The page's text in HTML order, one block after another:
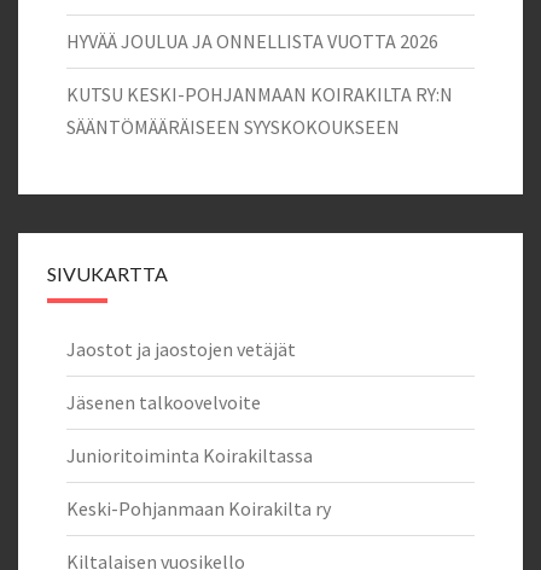
HYVÄÄ JOULUA JA ONNELLISTA VUOTTA 2026
KUTSU KESKI-POHJANMAAN KOIRAKILTA RY:N
SÄÄNTÖMÄÄRÄISEEN SYYSKOKOUKSEEN
SIVUKARTTA
Jaostot ja jaostojen vetäjät
Jäsenen talkoovelvoite
Junioritoiminta Koirakiltassa
Keski-Pohjanmaan Koirakilta ry
Kiltalaisen vuosikello